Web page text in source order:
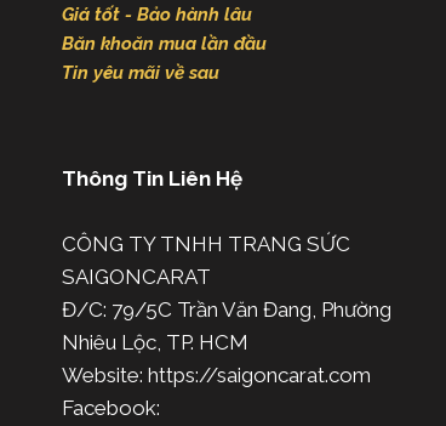
Giá tốt - Bảo hành lâu
Băn khoăn mua lần đầu
Tin yêu mãi về sau
Thông Tin Liên Hệ
CÔNG TY TNHH TRANG SỨC
SAIGONCARAT
Đ/C: 79/5C Trần Văn Đang, Phường
Nhiêu Lộc, TP. HCM
Website: https://saigoncarat.com
Facebook: